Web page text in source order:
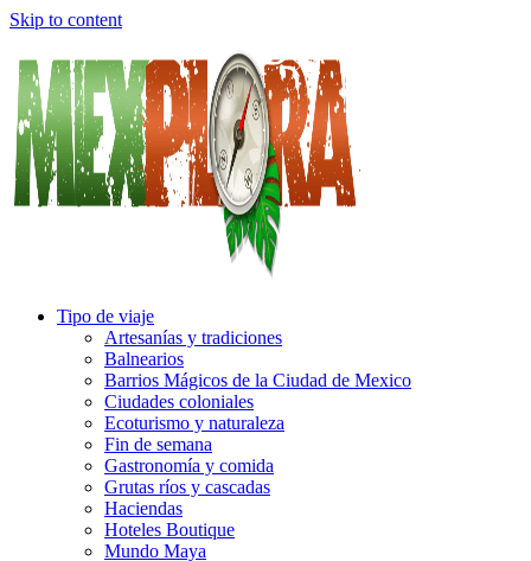
Skip to content
Tipo de viaje
Artesanías y tradiciones
Balnearios
Barrios Mágicos de la Ciudad de Mexico
Ciudades coloniales
Ecoturismo y naturaleza
Fin de semana
Gastronomía y comida
Grutas ríos y cascadas
Haciendas
Hoteles Boutique
Mundo Maya